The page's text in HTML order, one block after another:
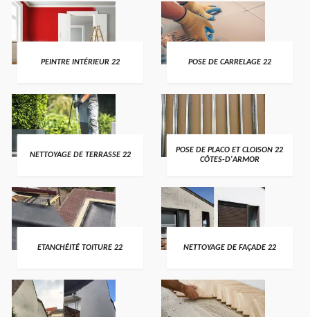
PEINTRE INTÉRIEUR 22 POSE DE CARRELAGE 22
NETTOYAGE DE TERRASSE 22
POSE DE PLACO ET CLOISON 22
CÔTES-D'ARMOR
ETANCHÉITÉ TOITURE 22 NETTOYAGE DE FAÇADE 22